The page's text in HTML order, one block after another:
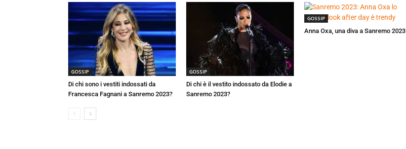
GOSSIP
Di chi sono i vestiti indossati da
Francesca Fagnani a Sanremo 2023?
GOSSIP
Di chi è il vestito indossato da Elodie a
Sanremo 2023?
GOSSIP
Anna Oxa, una diva a Sanremo 2023